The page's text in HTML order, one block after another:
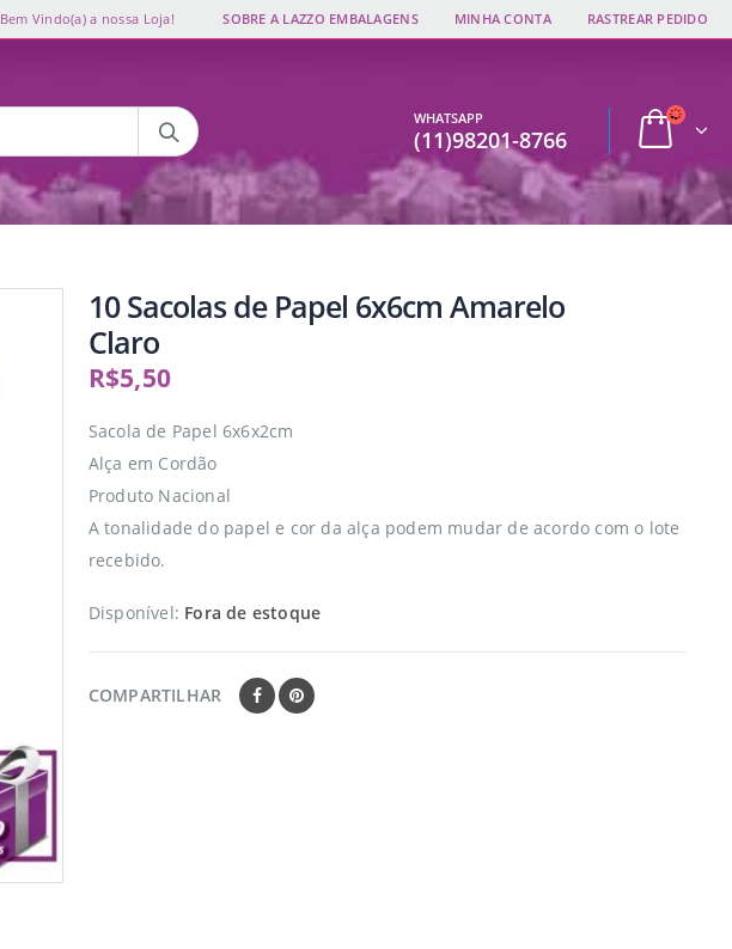
Bem Vindo(a) a nossa Loja! SOBRE A LAZZO EMBALAGENS MINHA CONTA RASTREAR PEDIDO
WHATSAPP
(11)98201-8766
10 Sacolas de Papel 6x6cm Amarelo
Claro
R$5,50
Sacola de Papel 6x6x2cm
Alça em Cordão
Produto Nacional
A tonalidade do papel e cor da alça podem mudar de acordo com o lote
recebido.
Disponível: Fora de estoque
COMPARTILHAR